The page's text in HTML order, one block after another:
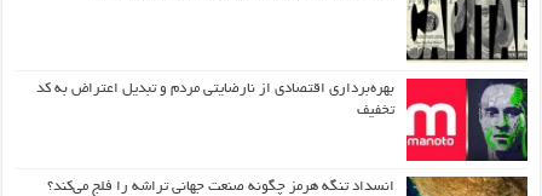
بهره‌برداری اقتصادی از نارضایتی مردم و تبدیل اعتراض به کد
تخفیف
انسداد تنگه هرمز چگونه صنعت جهانی تراشه را فلج می‌کند؟